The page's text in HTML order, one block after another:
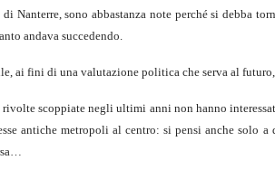
Nanterre, sono abbastanza note perché si debba
andava succedendo.
ai fini di una valutazione politica che serva al
scoppiate negli ultimi anni non hanno
antiche metropoli al centro: si pensi anche solo